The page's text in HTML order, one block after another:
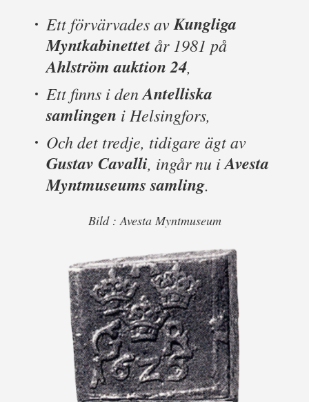
Ett förvärvades avKungliga
Myntkabinettetår 1981 på
Ahlström auktion 24,
Ett finns i denAntelliska
samlingen i Helsingfors,
Och det tredje, tidigare ägt av
Gustav Cavalli, ingår nu iAvesta
Myntmuseums samling.
Bild : Avesta Myntmuseum